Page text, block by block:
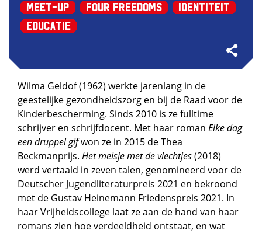
Meet-up
Four Freedoms
Identiteit
Educatie
Wilma Geldof (1962) werkte jarenlang in de
geestelijke gezondheidszorg en bij de Raad voor de
Kinderbescherming. Sinds 2010 is ze fulltime
schrijver en schrijfdocent. Met haar roman Elke dag
een druppel gifwon ze in 2015 de Thea
Beckmanprijs. Het meisje met de vlechtjes(2018)
werd vertaald in zeven talen, genomineerd voor de
Deutscher Jugendliteraturpreis 2021 en bekroond
met de Gustav Heinemann Friedenspreis 2021. In
haar Vrijheidscollege laat ze aan de hand van haar
romans zien hoe verdeeldheid ontstaat, en wat